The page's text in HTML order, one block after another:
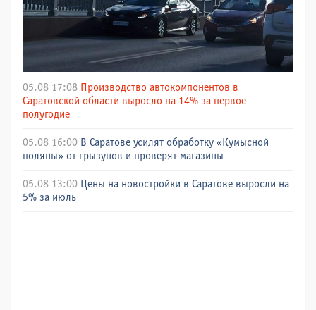
05.08 17:08 Производство автокомпонентов в
Саратовской области выросло на 14% за первое
полугодие
05.08 16:00 В Саратове усилят обработку «Кумысной
поляны» от грызунов и проверят магазины
05.08 13:00
Цены на новостройки в Саратове выросли на
5% за июль